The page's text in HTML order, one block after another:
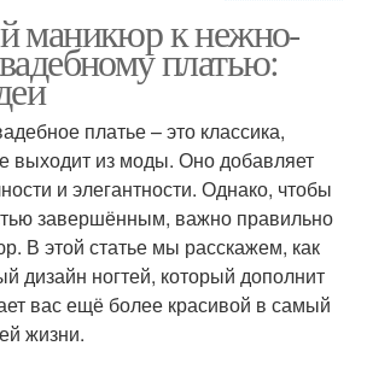
с
Маникюр без дизайна
французский маникюр
Маникюр с текстурой
маникюр к нежно-
платью:
платье – это классика,
выходит из моды. Оно добавляет
и элегантности. Однако, чтобы
завершённым, важно правильно
В этой статье мы расскажем, как
дизайн ногтей, который дополнит
вас ещё более красивой в самый
жизни.